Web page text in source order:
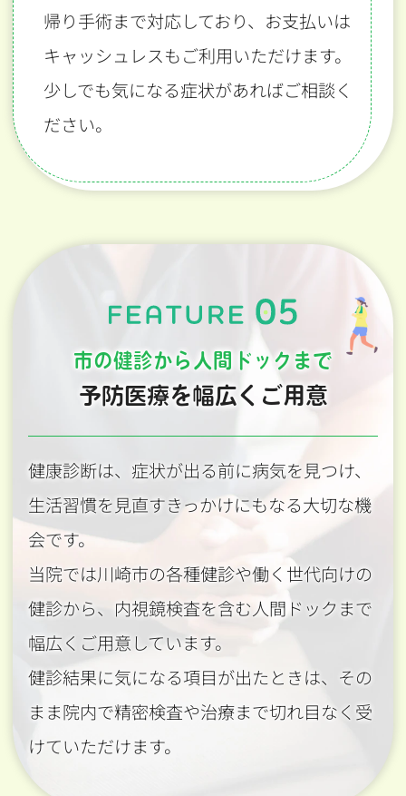
帰り手術まで対応しており、お支払いは
キャッシュレスもご利用いただけます。
少しでも気になる症状があればご相談く
ださい。
市の健診から人間ドックまで
予防医療を幅広くご用意
健康診断は、症状が出る前に病気を見つけ、
生活習慣を見直すきっかけにもなる大切な機
会です。
当院では川崎市の各種健診や働く世代向けの
健診から、内視鏡検査を含む人間ドックまで
幅広くご用意しています。
健診結果に気になる項目が出たときは、その
まま院内で精密検査や治療まで切れ目なく受
けていただけます。